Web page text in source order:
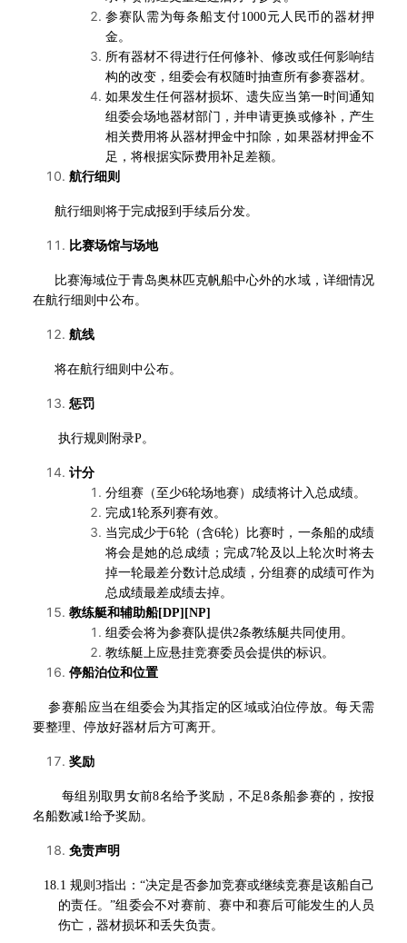
参赛队需为每条船支付1000元人民币的器材押
金。
所有器材不得进行任何修补、修改或任何影响结
构的改变，组委会有权随时抽查所有参赛器材。
如果发生任何器材损坏、遗失应当第一时间通知
组委会场地器材部门，并申请更换或修补，产生
相关费用将从器材押金中扣除，如果器材押金不
足，将根据实际费用补足差额。
航行细则
航行细则将于完成报到手续后分发。
比赛场馆与场地
比赛海域位于青岛奥林匹克帆船中心外的水域，详细情况
在航行细则中公布。
航线
将在航行细则中公布。
惩罚
执行规则附录P。
计分
分组赛（至少6轮场地赛）成绩将计入总成绩。
完成1轮系列赛有效。
当完成少于6轮（含6轮）比赛时，一条船的成绩
将会是她的总成绩；完成7轮及以上轮次时将去
掉一轮最差分数计总成绩，分组赛的成绩可作为
总成绩最差成绩去掉。
教练艇和辅助船[DP][NP]
组委会将为参赛队提供2条教练艇共同使用。
教练艇上应悬挂竞赛委员会提供的标识。
停船泊位和位置
参赛船应当在组委会为其指定的区域或泊位停放。每天需
要整理、停放好器材后方可离开。
奖励
每组别取男女前8名给予奖励，不足8条船参赛的，按报
名船数减1给予奖励。
免责声明
18.1 规则3指出：“决定是否参加竞赛或继续竞赛是该船自己
的责任。”组委会不对赛前、赛中和赛后可能发生的人员
伤亡，器材损坏和丢失负责。